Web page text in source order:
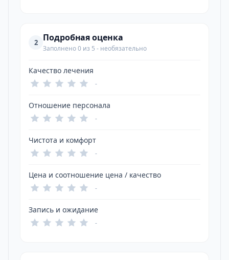
2 Подробная оценка
Заполнено 0 из 5 - необязательно
Качество лечения
-
Отношение персонала
-
Чистота и комфорт
-
Цена и соотношение цена / качество
-
Запись и ожидание
-